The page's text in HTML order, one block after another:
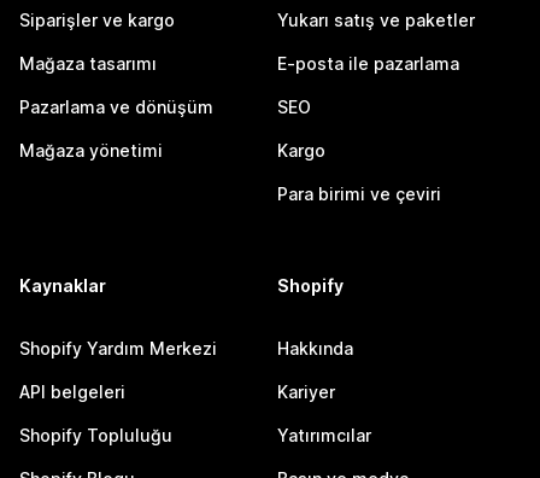
Siparişler ve kargo
Mağaza tasarımı
Pazarlama ve dönüşüm
Mağaza yönetimi
Yukarı satış ve paketler
E-posta ile pazarlama
SEO
Kargo
Para birimi ve çeviri
Kaynaklar
Shopify Yardım Merkezi
API belgeleri
Shopify Topluluğu
Shopify
Hakkında
Kariyer
Yatırımcılar